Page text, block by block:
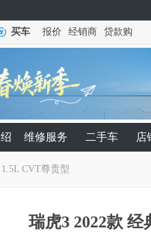
买车 报价 经销商 贷款购
维修服务 二手车 店
CVT尊贵型
瑞虎3 2022款